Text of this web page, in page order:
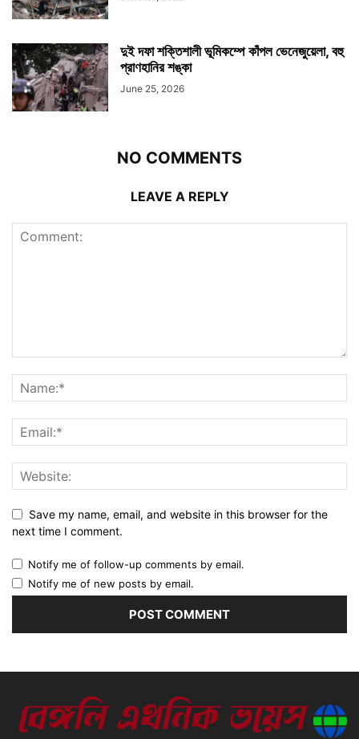
দুই দফা শক্তিশালী ভূমিকম্পে কাঁপল ভেনেজুয়েলা, বহু
প্রাণহানির শঙ্কা
June 25, 2026
NO COMMENTS
LEAVE A REPLY
Save my name, email, and website in this browser for the
next time I comment.
Notify me of follow-up comments by email.
Notify me of new posts by email.